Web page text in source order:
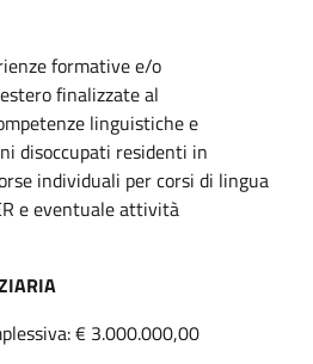
formative e/o
finalizzate al
linguistiche e
disoccupati residenti in
individuali per corsi di lingua
e eventuale attività
€ 3.000.000,00